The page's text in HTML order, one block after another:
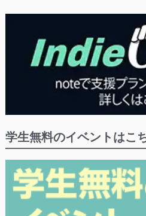
学生無料のイベントはこ